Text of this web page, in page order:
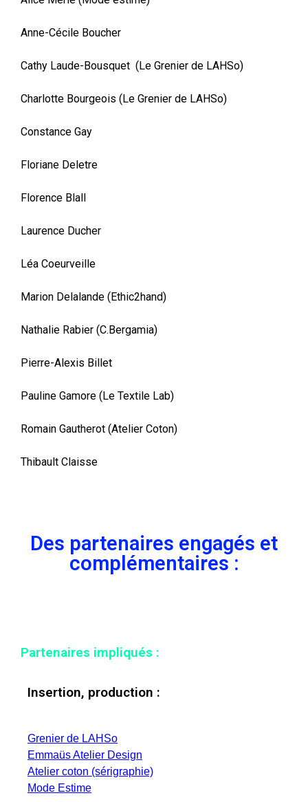
Anne-Cécile Boucher
Cathy Laude-Bousquet (Le Grenier de LAHSo)
Charlotte Bourgeois (Le Grenier de LAHSo)
Constance Gay
Floriane Deletre
Florence Blall
Laurence Ducher
Léa Coeurveille
Marion Delalande (Ethic2hand)
Nathalie Rabier (C.Bergamia)
Pierre-Alexis Billet
Pauline Gamore (Le Textile Lab)
Romain Gautherot (Atelier Coton)
Thibault Claisse
Des partenaires engagés et
complémentaires :
Partenaires impliqués :
Insertion, production :
Grenier de LAHSo
Emmaüs Atelier Design
Atelier coton (sérigraphie)
Mode Estime